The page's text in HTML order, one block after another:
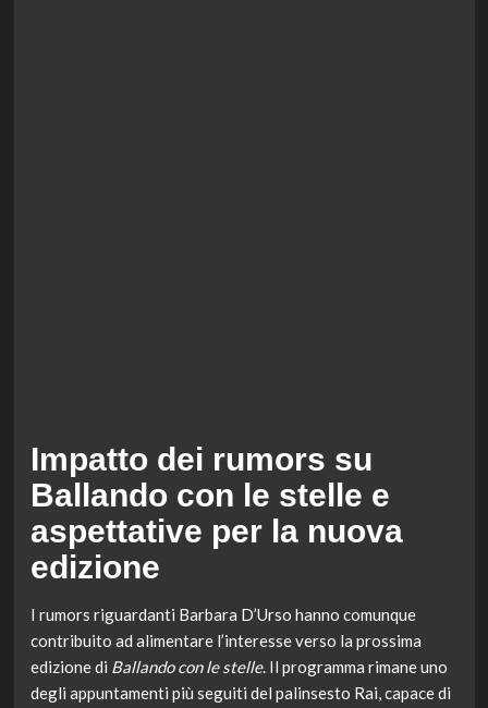
Impatto dei rumors su
Ballando con le stelle e
aspettative per la nuova
edizione
I rumors riguardanti Barbara D’Urso hanno comunque
contribuito ad alimentare l’interesse verso la prossima
edizione di Ballando con le stelle. Il programma rimane uno
degli appuntamenti più seguiti del palinsesto Rai, capace di